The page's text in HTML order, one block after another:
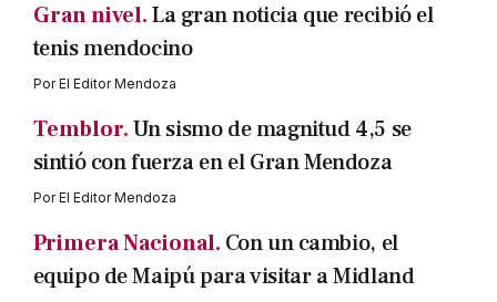
Gran nivel.La gran noticia que recibió el
tenis mendocino
PorEl Editor Mendoza
Temblor.Un sismo de magnitud 4,5 se
sintió con fuerza en el Gran Mendoza
PorEl Editor Mendoza
Primera Nacional. Con un cambio, el
equipo de Maipú para visitar a Midland